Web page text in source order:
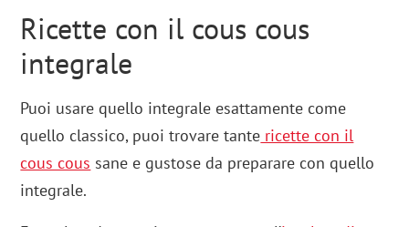
Ricette con il cous cous
integrale
Puoi usare quello integrale esattamente come
quello classico, puoi trovare tante ricette con il
cous cous sane e gustose da preparare con quello
integrale.